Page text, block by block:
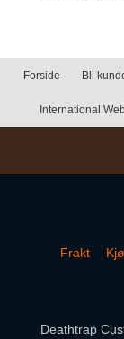
Forside Bli
International
Frakt
Deathtrap